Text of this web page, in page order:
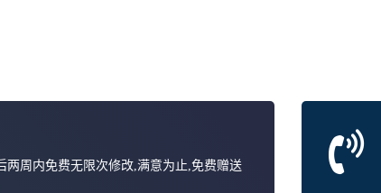
两周内免费无限次修改,满意为止,免费赠送